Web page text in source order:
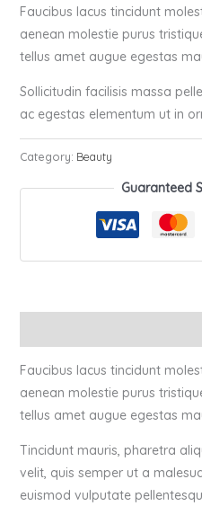
Faucibus lacus tincidunt
aenean molestie purus
tellus amet augue egestas
Sollicitudin facilisis massa
ac egestas elementum ut in
Category: Beauty
Guaranteed
Faucibus lacus tincidunt
aenean molestie purus
tellus amet augue egestas
Tincidunt mauris, pharetra
velit, quis semper ut a
euismod vulputate